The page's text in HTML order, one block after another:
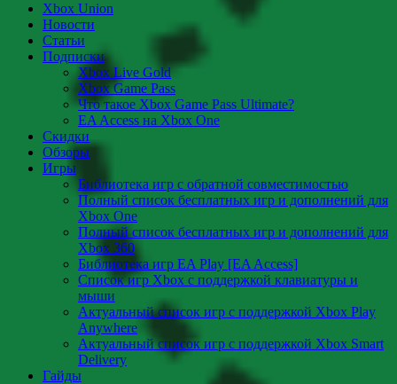
Xbox Union
Новости
Статьи
Подписки
Xbox Live Gold
Xbox Game Pass
Что такое Xbox Game Pass Ultimate?
EA Access на Xbox One
Скидки
Обзоры
Игры
Библиотека игр с обратной совместимостью
Полный список бесплатных игр и дополнений для
Xbox One
Полный список бесплатных игр и дополнений для
Xbox 360
Библиотека игр EA Play [EA Access]
Список игр Xbox c поддержкой клавиатуры и
мыши
Актуальный список игр с поддержкой Xbox Play
Anywhere
Актуальный список игр с поддержкой Xbox Smart
Delivery
Гайды